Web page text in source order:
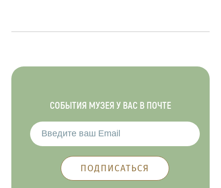
СОБЫТИЯ МУЗЕЯ У ВАС В ПОЧТЕ